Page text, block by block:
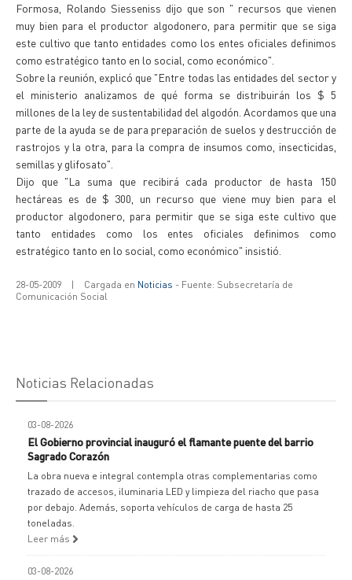
Formosa, Rolando Siesseniss dijo que son " recursos que vienen
muy bien para el productor algodonero, para permitir que se siga
este cultivo que tanto entidades como los entes oficiales definimos
como estratégico tanto en lo social, como económico".
Sobre la reunión, explicó que "Entre todas las entidades del sector y
el ministerio analizamos de qué forma se distribuirán los $ 5
millones de la ley de sustentabilidad del algodón. Acordamos que una
parte de la ayuda se de para preparación de suelos y destrucción de
rastrojos y la otra, para la compra de insumos como, insecticidas,
semillas y glifosato".
Dijo que "La suma que recibirá cada productor de hasta 150
hectáreas es de $ 300, un recurso que viene muy bien para el
productor algodonero, para permitir que se siga este cultivo que
tanto entidades como los entes oficiales definimos como
estratégico tanto en lo social, como económico" insistió.
28-05-2009 | Cargada en Noticias - Fuente: Subsecretaría de
Comunicación Social
Noticias Relacionadas
03-08-2026
El Gobierno provincial inauguró el flamante puente del barrio
Sagrado Corazón
La obra nueva e integral contempla otras complementarias como
trazado de accesos, iluminaria LED y limpieza del riacho que pasa
por debajo. Además, soporta vehículos de carga de hasta 25
toneladas.
Leer más
03-08-2026